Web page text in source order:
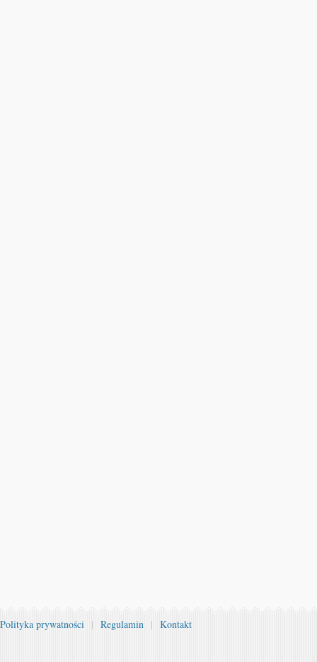
Polityka prywatności | Regulamin | Kontakt